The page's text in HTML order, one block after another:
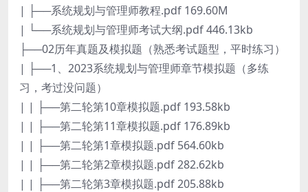
| ├──系统规划与管理师教程.pdf 169.60M
| └──系统规划与管理师考试大纲.pdf 446.13kb
├──02历年真题及模拟题（熟悉考试题型，平时练习）
| ├──1、2023系统规划与管理师章节模拟题（多练
习，考过没问题）
| | ├──第二轮第10章模拟题.pdf 193.58kb
| | ├──第二轮第11章模拟题.pdf 176.89kb
| | ├──第二轮第1章模拟题.pdf 564.60kb
| | ├──第二轮第2章模拟题.pdf 282.62kb
| | ├──第二轮第3章模拟题.pdf 205.88kb